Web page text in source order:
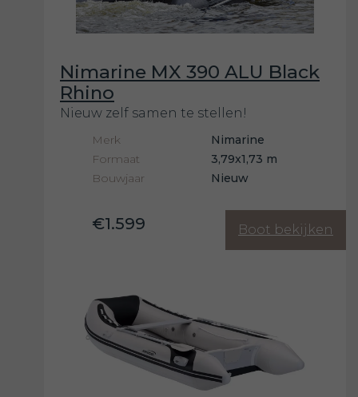
Nimarine MX 390 ALU Black
Rhino
Nieuw zelf samen te stellen!
Merk
Nimarine
Formaat
3,79x1,73 m
Bouwjaar
Nieuw
€1.599 Boot bekijken